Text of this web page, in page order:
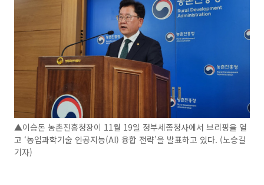
▲이승돈 농촌진흥청장이 11월 19일 정부세종청사에서 브리핑을 열
고 ‘농업과학기술 인공지능(AI) 융합 전략’을 발표하고 있다. (노승길
기자)